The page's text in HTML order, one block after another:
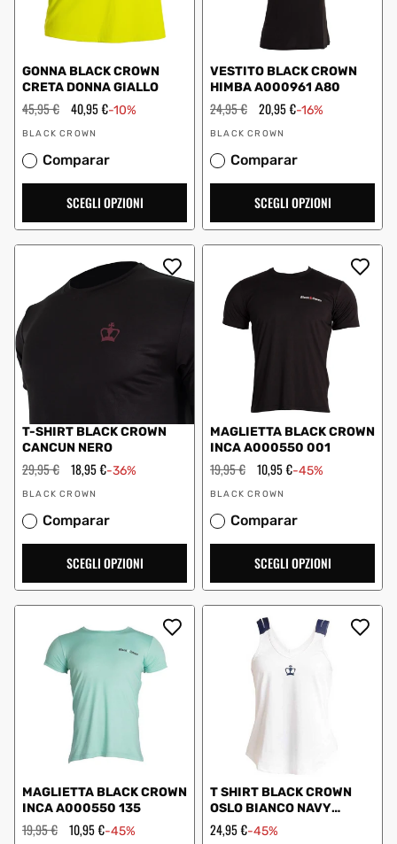
GONNA BLACK CROWN
CRETA DONNA GIALLO
Prezzo
regolare
45,95 € Prezzo
scontato
40,95 €-10%
Fornitore:
BLACK CROWN
Comparar
SCEGLI OPZIONI
VESTITO BLACK CROWN
HIMBA A000961 A80
Prezzo
regolare
24,95 € Prezzo
scontato
20,95 €-16%
Fornitore:
BLACK CROWN
Comparar
SCEGLI OPZIONI
T-SHIRT BLACK CROWN
CANCUN NERO
Prezzo
regolare
29,95 € Prezzo
scontato
18,95 €-36%
Fornitore:
BLACK CROWN
Comparar
SCEGLI OPZIONI
MAGLIETTA BLACK CROWN
INCA A000550 001
Prezzo
regolare
19,95 € Prezzo
scontato
10,95 €-45%
Fornitore:
BLACK CROWN
Comparar
SCEGLI OPZIONI
MAGLIETTA BLACK CROWN
INCA A000550 135
Prezzo
19,95 € Prezzo
10,95 €-45%
T SHIRT BLACK CROWN
OSLO BIANCO NAVY
DONNA
Prezzo
24,95 €-45%